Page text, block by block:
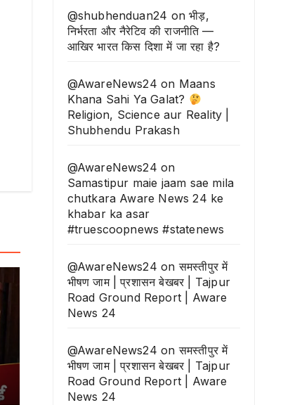
@shubhenduan24 onभीड़,
निर्भरता और नैरेटिव की राजनीति —
आखिर भारत किस दिशा में जा रहा है?
@AwareNews24 on Maans
Khana Sahi Ya Galat?
Religion, Science aur Reality |
Shubhendu Prakash
@AwareNews24 on
Samastipur maie jaam sae mila
chutkara Aware News 24 ke
khabar ka asar
#truescoopnews #statenews
@AwareNews24 onसमस्तीपुर में
भीषण जाम | प्रशासन बेखबर | Tajpur
Road Ground Report | Aware
News 24
@AwareNews24 onसमस्तीपुर में
भीषण जाम | प्रशासन बेखबर | Tajpur
Road Ground Report | Aware
News 24